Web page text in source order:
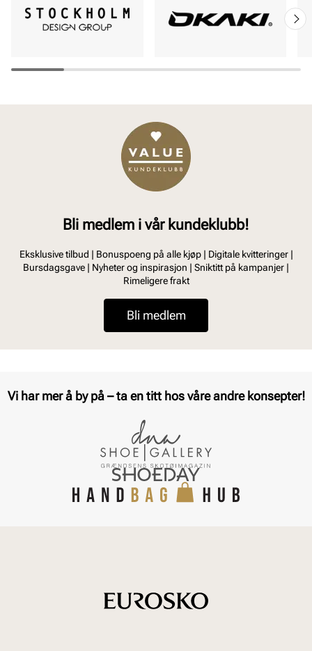
Bli medlem i vår kundeklubb!
Eksklusive tilbud | Bonuspoeng på alle kjøp | Digitale kvitteringer |
Bursdagsgave | Nyheter og inspirasjon | Sniktitt på kampanjer |
Rimeligere frakt
Bli medlem
Vi har mer å by på – ta en titt hos våre andre konsepter!